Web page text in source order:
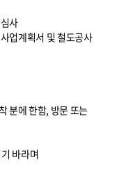
사
업계획서 및 철도공사
분에 한함, 방문 또는
바라며